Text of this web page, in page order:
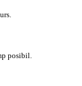
posibil.